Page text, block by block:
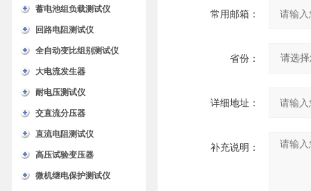
蓄电池组负载测试仪
回路电阻测试仪
全自动变比组别测试仪
大电流发生器
耐电压测试仪
交直流分压器
直流电阻测试仪
高压试验变压器
微机继电保护测试仪
常用邮箱：
省份：
详细地址：
补充说明：